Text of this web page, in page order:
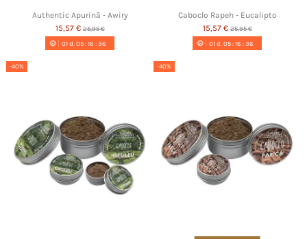
Authentic Apurinã - Awiry
15,57 € 25,95 €
01d. 05:16 :35
Caboclo Rapeh - Eucalipto
15,57 € 25,95 €
01d. 05:16 :35
-40% -40%